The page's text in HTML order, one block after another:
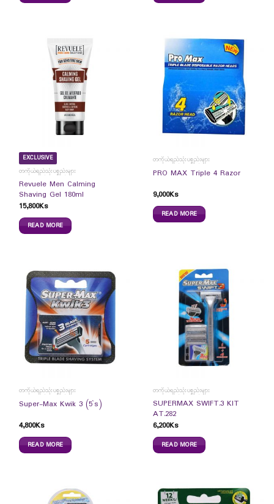
EXCLUSIVE
တကိုယ်ရည်သုံးပစ္စည်းများ
Revuele Men Calming
Shaving Gel 180ml
15,800Ks
READ MORE
တကိုယ်ရည်သုံးပစ္စည်းများ
PRO MAX Triple 4 Razor
9,000Ks
READ MORE
တကိုယ်ရည်သုံးပစ္စည်းများ
Super-Max Kwik 3 (5`s)
4,800Ks
READ MORE
တကိုယ်ရည်သုံးပစ္စည်းများ
SUPERMAX SWIFT.3 KIT
AT.282
6,200Ks
READ MORE